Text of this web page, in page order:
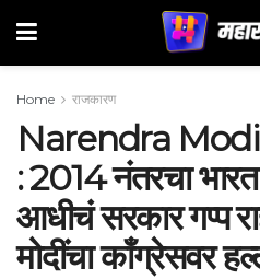
Home राजकारण
Narendra
: 2014 नंतरचा
आधीचं सरकार गप्प
मोदींचा काँग्रेसवर